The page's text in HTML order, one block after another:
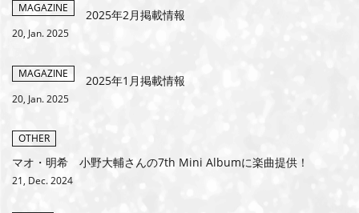
MAGAZINE 2025年2月掲載情報
20, Jan. 2025
MAGAZINE 2025年1月掲載情報
20, Jan. 2025
OTHER
マオ・明希 小野大輔さんの7th Mini Albumに楽曲提供！
21, Dec. 2024